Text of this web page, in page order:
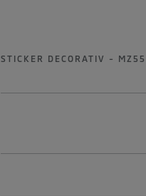
STICKER DECORATIV -